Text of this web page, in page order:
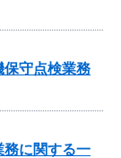
保守点検業務
務に関する一